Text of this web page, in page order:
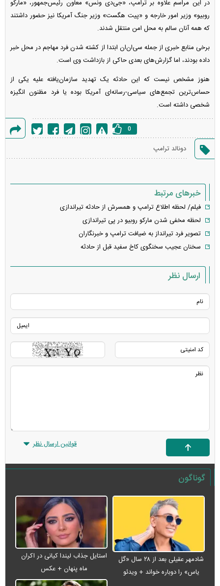
در این مراسم علاوه بر ترامپ، «جی‌دی ونس» معاون رئیس‌جمهور، «مارکو
روبیو» وزیر امور خارجه و «پیت هگست» وزیر جنگ آمریکا نیز حضور داشتند
که همه آنان سالم به محل امن منتقل شدند.
برخی منابع خبری از جمله سی‌ان‌ان ابتدا از کشته شدن فرد مهاجم در محل خبر
داده بودند، اما گزارش‌های بعدی حاکی از بازداشت وی است.
هنوز مشخص نیست که این حادثه یک تهدید سازمان‌یافته علیه یکی از
حساس‌ترین تجمع‌های سیاسی-رسانه‌ای آمریکا بوده یا فرد مظنون انگیزه
شخصی داشته است.
خطا
0
دونالد ترامپ
خبرهای مرتبط
فیلم/ لحظه اطلاع ترامپ و همسرش از حادثه تیراندازی
لحظه مخفی شدن مارکو روبیو در پی تیراندازی
تصویر فرد تیرانداز به ضیافت ترامپ و خبرنگاران
سخنان عجیب سخنگوی کاخ سفید قبل از حادثه
ارسال نظر
قوانین ارسال نظر
گوناگون
شادمهر عقیلی بعد از ۲۸ سال «گل
یاس» را دوباره خواند + ویدئو
استایل جذاب لیندا کیانی در اکران
ماه پنهان + عکس